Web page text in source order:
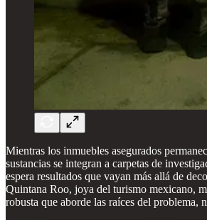
Mientras los inmuebles asegurados
sustancias se integran a carpetas de
espera resultados que vayan más allá de
Quintana Roo, joya del turismo mexicano,
robusta que aborde las raíces del problema,